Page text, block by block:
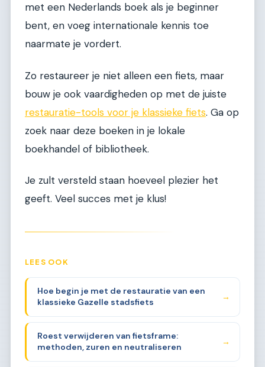
met een Nederlands boek als je beginner
bent, en voeg internationale kennis toe
naarmate je vordert.
Zo restaureer je niet alleen een fiets, maar
bouw je ook vaardigheden op met de juiste
restauratie-tools voor je klassieke fiets. Ga op
zoek naar deze boeken in je lokale
boekhandel of bibliotheek.
Je zult versteld staan hoeveel plezier het
geeft. Veel succes met je klus!
LEES OOK
Hoe begin je met de restauratie van een
klassieke Gazelle stadsfiets
→
Roest verwijderen van fietsframe:
methoden, zuren en neutraliseren
→